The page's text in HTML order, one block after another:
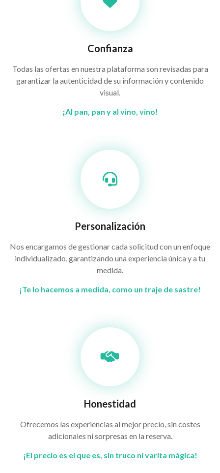
Confianza
Todas las ofertas en nuestra plataforma son revisadas para
garantizar la autenticidad de su información y contenido
visual.
¡Al pan, pan y al vino, vino!
Personalización
Nos encargamos de gestionar cada solicitud con un enfoque
individualizado, garantizando una experiencia única y a tu
medida.
¡Te lo hacemos a medida, como un traje de sastre!
Honestidad
Ofrecemos las experiencias al mejor precio, sin costes
adicionales ni sorpresas en la reserva.
¡El precio es el que es, sin truco ni varita mágica!